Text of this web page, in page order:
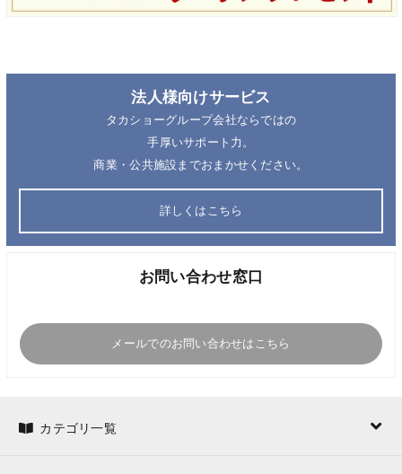
法人様向けサービス
タカショーグループ会社ならではの
手厚いサポート力。
商業・公共施設までおまかせください。
詳しくはこちら
お問い合わせ窓口
メールでのお問い合わせはこちら
カテゴリ一覧